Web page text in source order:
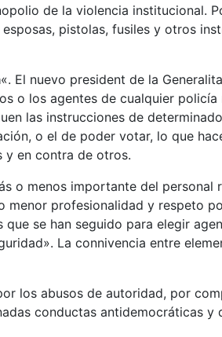
de la violencia institucional.
pistolas, fusiles y otros
«. El nuevo president de la
o los agentes de cualquier
las instrucciones de
o el de poder votar, lo que
y en contra de otros.
o menos importante del personal
profesionalidad y respeto
se han seguido para elegir
La connivencia entre
los abusos de autoridad, por
conductas antidemocráticas y